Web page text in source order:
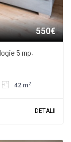
550€
5 mp,
42 m 2
DETALII